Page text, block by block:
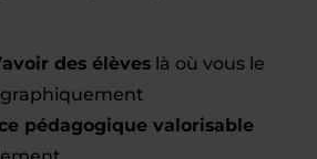
des élèves là où vous le
pédagogique valorisable